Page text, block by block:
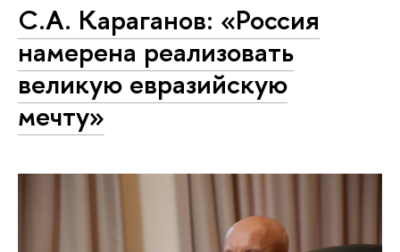
С.А. Караганов: «Россия
намерена реализовать
великую евразийскую
мечту»